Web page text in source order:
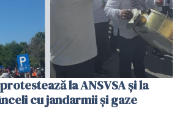
la ANSVSA și la
cu jandarmii și gaze